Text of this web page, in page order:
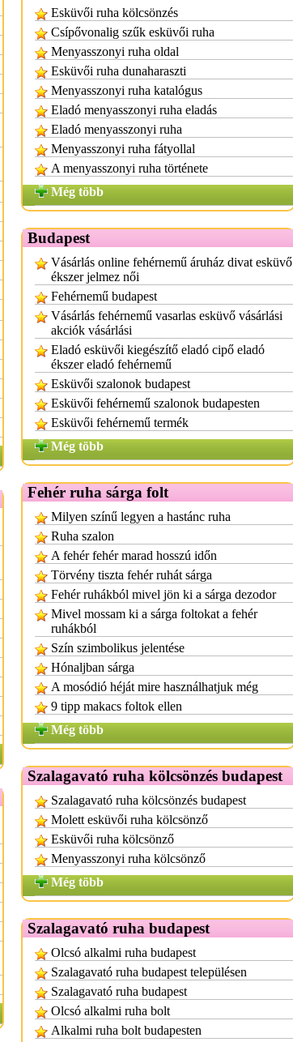
Esküvői ruha kölcsönzés
Csípővonalig szűk esküvői ruha
Menyasszonyi ruha oldal
Esküvői ruha dunaharaszti
Menyasszonyi ruha katalógus
Eladó menyasszonyi ruha eladás
Eladó menyasszonyi ruha
Menyasszonyi ruha fátyollal
A menyasszonyi ruha története
Még több
Budapest
Vásárlás online fehérnemű áruház divat esküvő
ékszer jelmez női
Fehérnemű budapest
Vásárlás fehérnemű vasarlas esküvő vásárlási
akciók vásárlási
Eladó esküvői kiegészítő eladó cipő eladó
ékszer eladó fehérnemű
Esküvői szalonok budapest
Esküvői fehérnemű szalonok budapesten
Esküvői fehérnemű termék
Még több
Fehér ruha sárga folt
Milyen színű legyen a hastánc ruha
Ruha szalon
A fehér fehér marad hosszú időn
Törvény tiszta fehér ruhát sárga
Fehér ruhákból mivel jön ki a sárga dezodor
Mivel mossam ki a sárga foltokat a fehér
ruhákból
Szín szimbolikus jelentése
Hónaljban sárga
A mosódió héját mire használhatjuk még
9 tipp makacs foltok ellen
Még több
Szalagavató ruha kölcsönzés budapest
Szalagavató ruha kölcsönzés budapest
Molett esküvői ruha kölcsönző
Esküvői ruha kölcsönző
Menyasszonyi ruha kölcsönző
Még több
Szalagavató ruha budapest
Olcsó alkalmi ruha budapest
Szalagavató ruha budapest településen
Szalagavató ruha budapest
Olcsó alkalmi ruha bolt
Alkalmi ruha bolt budapesten